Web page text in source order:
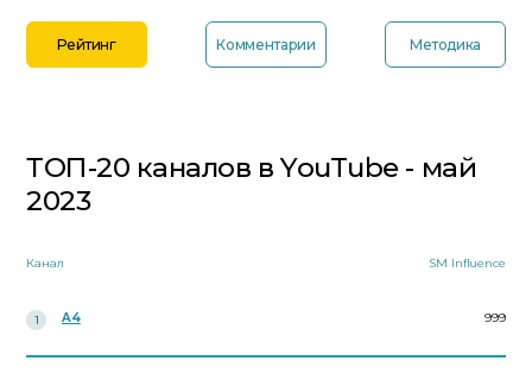
Рейтинг Комментарии Методика
ТОП-20 каналов в YouTube - май
2023
Канал SM Influence
1 A4 999